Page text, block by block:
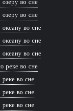
во сне
во сне
во сне
во сне
реке во сне
во сне
во сне
во сне